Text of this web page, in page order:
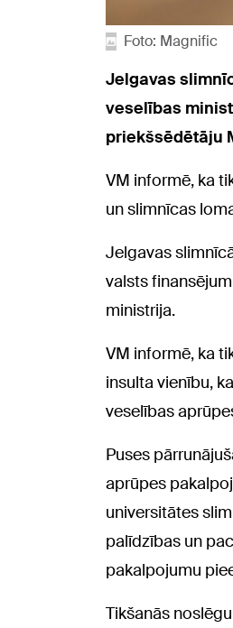
Foto: Magnific
Jelgavas
veselības
priekšsēdētāju
VM informē, ka
un slimnīcas
Jelgavas
valsts
ministrija.
VM informē, ka
insulta vienību,
veselības
Puses
aprūpes
universitātes
palīdzības un
pakalpojumu
Tikšanās